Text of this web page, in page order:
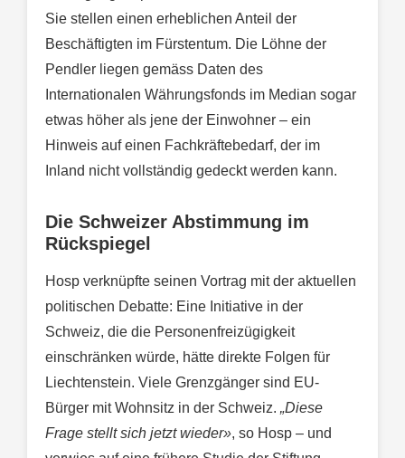
Sie stellen einen erheblichen Anteil der
Beschäftigten im Fürstentum. Die Löhne der
Pendler liegen gemäss Daten des
Internationalen Währungsfonds im Median sogar
etwas höher als jene der Einwohner – ein
Hinweis auf einen Fachkräftebedarf, der im
Inland nicht vollständig gedeckt werden kann.
Die Schweizer Abstimmung im
Rückspiegel
Hosp verknüpfte seinen Vortrag mit der aktuellen
politischen Debatte: Eine Initiative in der
Schweiz, die die Personenfreizügigkeit
einschränken würde, hätte direkte Folgen für
Liechtenstein. Viele Grenzgänger sind EU-
Bürger mit Wohnsitz in der Schweiz. „Diese
Frage stellt sich jetzt wieder», so Hosp – und